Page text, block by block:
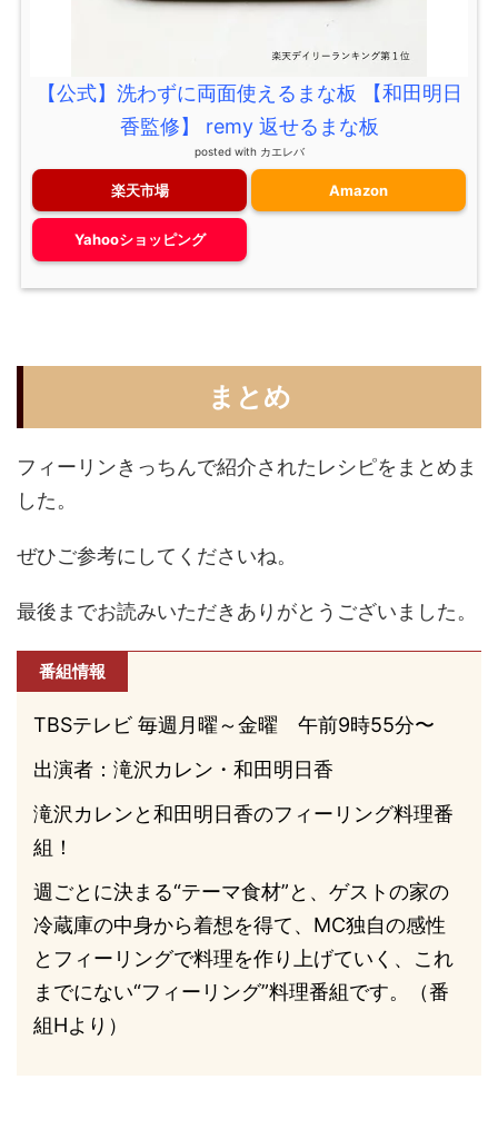
【公式】洗わずに両面使えるまな板 【和田明日
香監修】 remy 返せるまな板
posted with カエレバ
楽天市場 Amazon
Yahooショッピング
まとめ
フィーリンきっちんで紹介されたレシピをまとめま
した。
ぜひご参考にしてくださいね。
最後までお読みいただきありがとうございました。
番組情報
TBSテレビ 毎週月曜～金曜 午前9時55分〜
出演者：滝沢カレン・和田明日香
滝沢カレンと和田明日香のフィーリング料理番
組！
週ごとに決まる“テーマ食材”と、ゲストの家の
冷蔵庫の中身から着想を得て、MC独自の感性
とフィーリングで料理を作り上げていく、これ
までにない“フィーリング”料理番組です。（番
組Hより）